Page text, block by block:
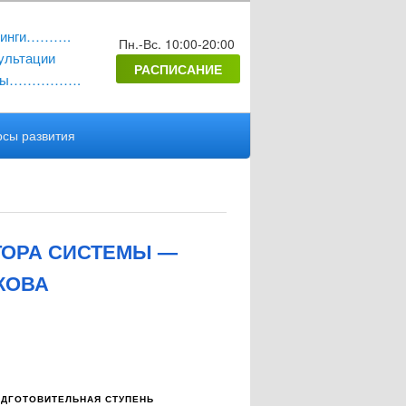
Пн.-Вс. 10:00-20:00
РАСПИСАНИЕ
развития
СИСТЕМЫ —
СТУПЕНЬ